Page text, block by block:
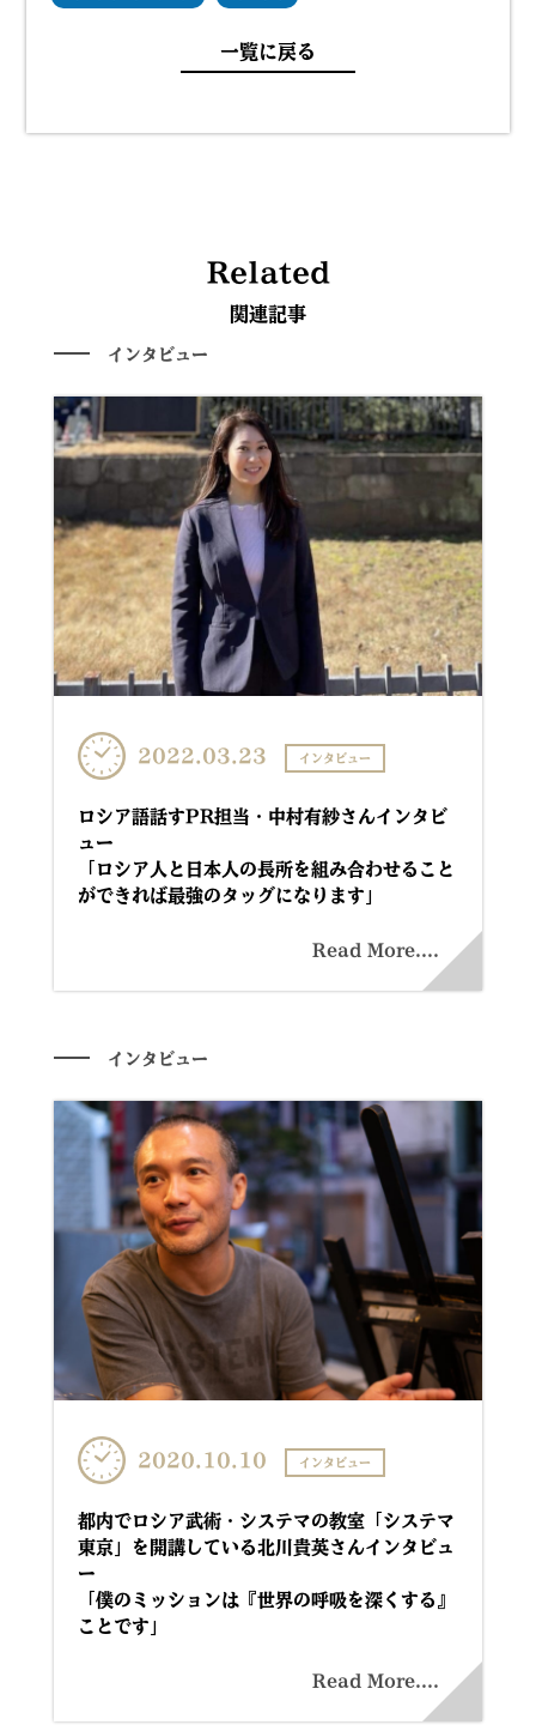
一覧に戻る
Related
関連記事
インタビュー
2022.03.23 インタビュー
ロシア語話すPR担当・中村有紗さんインタビ
ュー
「ロシア人と日本人の長所を組み合わせること
ができれば最強のタッグになります」
Read More....
インタビュー
2020.10.10 インタビュー
都内でロシア武術・システマの教室「システマ
東京」を開講している北川貴英さんインタビュ
ー
「僕のミッションは『世界の呼吸を深くする』
ことです」
Read More....